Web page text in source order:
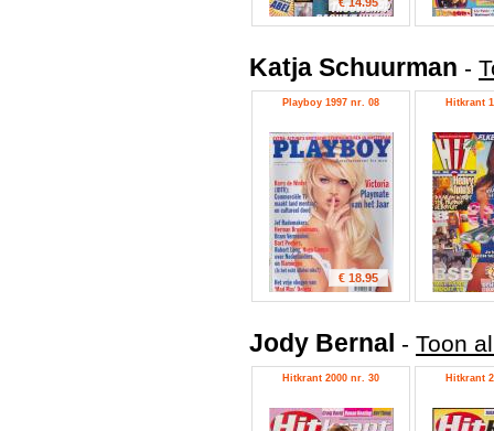
Katja Schuurman -
Playboy 1997 nr. 08
€ 18.95
Hitkrant
Jody Bernal - Toon
Hitkrant 2000 nr. 30 Hitkrant